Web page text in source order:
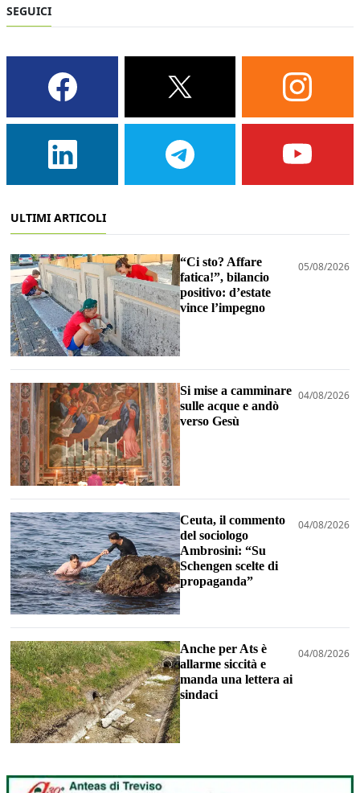
SEGUICI
ULTIMI ARTICOLI
“Ci sto? Affare
fatica!”, bilancio
positivo: d’estate
vince l’impegno
05/08/2026
Si mise a camminare
sulle acque e andò
verso Gesù
04/08/2026
Ceuta, il commento
del sociologo
Ambrosini: “Su
Schengen scelte di
propaganda”
04/08/2026
Anche per Ats è
allarme siccità e
manda una lettera ai
sindaci
04/08/2026